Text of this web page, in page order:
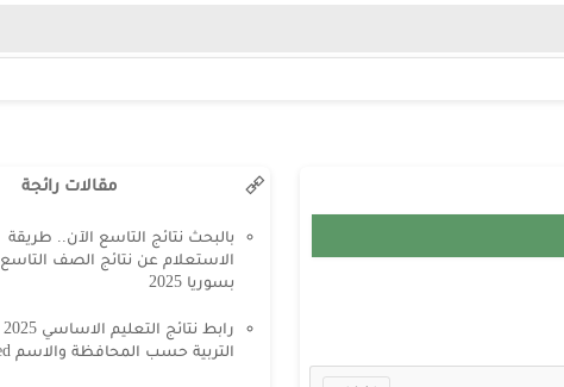
مقالات رائجة
بالبحث نتائج التاسع الآن.. طريقة
الاستعلام عن نتائج الصف التاسع
بسوريا 2025
التربية حسب المحافظة والاسم moed